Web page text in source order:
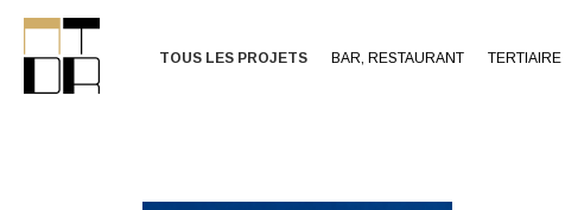
TOUS LES PROJETS BAR, RESTAURANT TERTIAIRE